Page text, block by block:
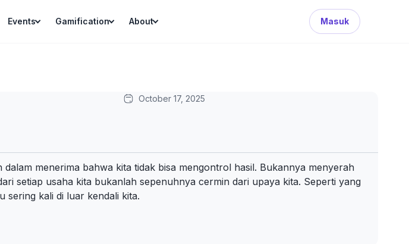
Events Gamification About Masuk
Search Button
October 17, 2025
menerima bahwa kita tidak bisa mengontrol hasil. Bukannya menyerah
setiap usaha kita bukanlah sepenuhnya cermin dari upaya kita. Seperti yang
sering kali di luar kendali kita.